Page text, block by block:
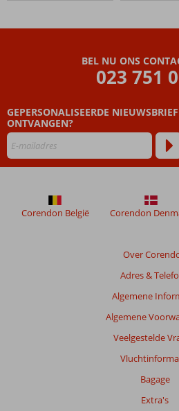
BEL NU ONS
023 751
GEPERSONALISEERDE NIEUWSBRIEF
ONTVANGEN?
Over
Adres &
Algemene
Algemene
Veelgestelde
Bagage
Extra's
Corendon België Corendon